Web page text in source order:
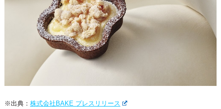
※出典： 株式会社BAKE プレスリリース